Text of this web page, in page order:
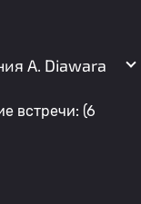
A. Diawara
встречи: (6